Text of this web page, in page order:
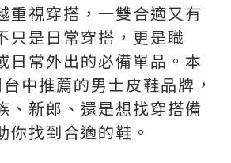
重視穿搭，一雙合適又有
只是日常穿搭，更是職
日常外出的必備單品。本
中推薦的男士皮鞋品牌，
、新郎、還是想找穿搭備
你找到合適的鞋。